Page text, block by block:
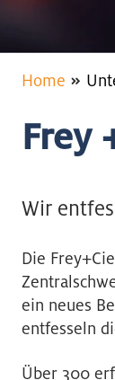
Home
Frey
Wir
Die
ein neues
entfesseln
Über 300